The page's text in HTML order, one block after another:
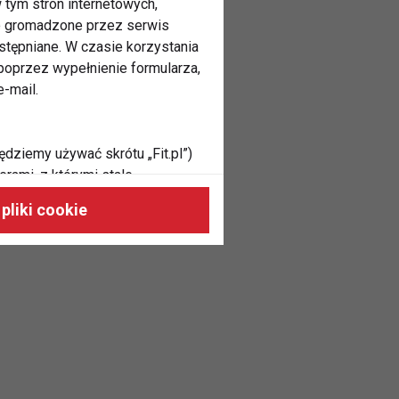
tym stron internetowych,
gromadzone przez serwis
W czasie korzystania
wypełnienie formularza,
mail.
używać skrótu „Fit.pl”)
z którymi stale
oraz do
odpowiadać Twoim
cookie